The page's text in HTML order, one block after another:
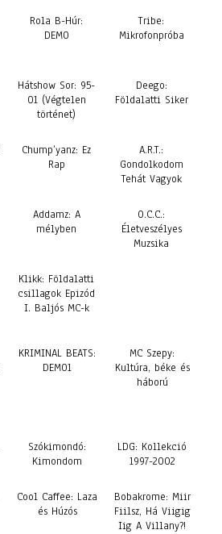
Rola B-Húr:
DEMO
Tribe:
Mikrofonpróba
Hátshow Sor: 95-
01 (Végtelen
történet)
Deego:
Földalatti Siker
Chump’yanz: Ez
Rap
A.R.T.:
Gondolkodom
Tehát Vagyok
Addamz: A
mélyben
O.C.C.:
Életveszélyes
Muzsika
Klikk: Földalatti
csillagok Epizód
I. Baljós MC-k
KRIMINAL BEATS:
DEMO1
MC Szepy:
Kultúra, béke és
háború
Szókimondó:
Kimondom
LDG: Kollekció
1997-2002
Cool Caffee: Laza
és Húzós
Bobakrome: Miir
Fiilsz, Há Viigig
Iig A Villany?!